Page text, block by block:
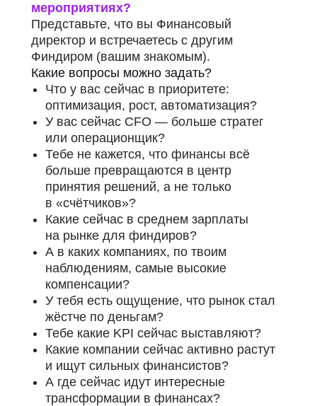
мероприятиях?
Представьте, что вы Финансовый
директор и встречаетесь с другим
Финдиром (вашим знакомым).
Какие вопросы можно задать?
Что у вас сейчас в приоритете:
оптимизация, рост, автоматизация?
У вас сейчас CFO — больше стратег
или операционщик?
Тебе не кажется, что финансы всё
больше превращаются в центр
принятия решений, а не только
в «счётчиков»?
Какие сейчас в среднем зарплаты
на рынке для финдиров?
А в каких компаниях, по твоим
наблюдениям, самые высокие
компенсации?
У тебя есть ощущение, что рынок стал
жёстче по деньгам?
Тебе какие KPI сейчас выставляют?
Какие компании сейчас активно растут
и ищут сильных финансистов?
А где сейчас идут интересные
трансформации в финансах?